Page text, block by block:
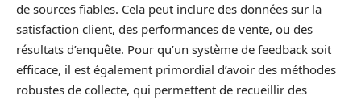
de sources fiables. Cela peut inclure des données sur la
satisfaction client, des performances de vente, ou des
résultats d’enquête. Pour qu’un système de feedback soit
efficace, il est également primordial d’avoir des méthodes
robustes de collecte, qui permettent de recueillir des